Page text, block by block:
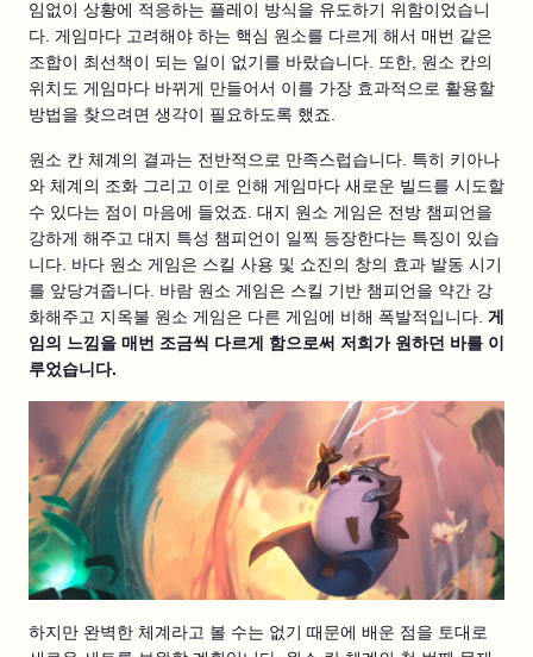
임없이 상황에 적응하는 플레이 방식을 유도하기 위함이었습니
다. 게임마다 고려해야 하는 핵심 원소를 다르게 해서 매번 같은
조합이 최선책이 되는 일이 없기를 바랐습니다. 또한, 원소 칸의
위치도 게임마다 바뀌게 만들어서 이를 가장 효과적으로 활용할
방법을 찾으려면 생각이 필요하도록 했죠.
원소 칸 체계의 결과는 전반적으로 만족스럽습니다. 특히 키아나
와 체계의 조화 그리고 이로 인해 게임마다 새로운 빌드를 시도할
수 있다는 점이 마음에 들었죠. 대지 원소 게임은 전방 챔피언을
강하게 해주고 대지 특성 챔피언이 일찍 등장한다는 특징이 있습
니다. 바다 원소 게임은 스킬 사용 및 쇼진의 창의 효과 발동 시기
를 앞당겨줍니다. 바람 원소 게임은 스킬 기반 챔피언을 약간 강
화해주고 지옥불 원소 게임은 다른 게임에 비해 폭발적입니다. 게
임의 느낌을 매번 조금씩 다르게 함으로써 저희가 원하던 바를 이
루었습니다.
하지만 완벽한 체계라고 볼 수는 없기 때문에 배운 점을 토대로